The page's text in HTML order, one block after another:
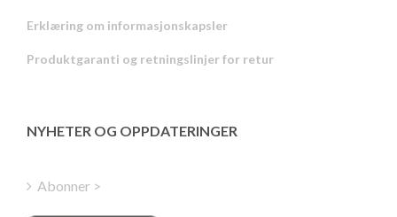
Erklæring om informasjonskapsler
Produktgaranti og retningslinjer for retur
NYHETER OG OPPDATERINGER
Abonner >